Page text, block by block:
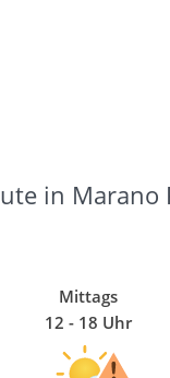
in Marano
Mittags
12 - 18 Uhr